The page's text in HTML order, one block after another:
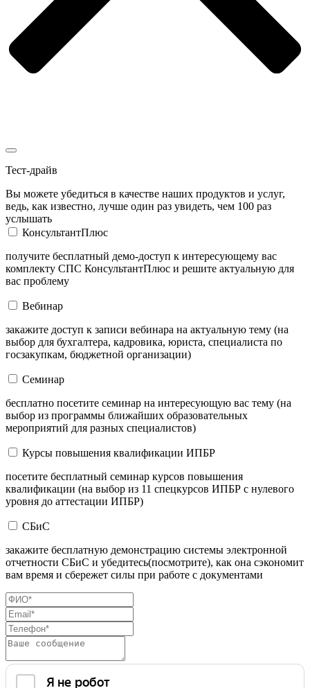
Тест-драйв
Вы можете убедиться в качестве наших продуктов и услуг,
ведь, как известно, лучше один раз увидеть, чем 100 раз
услышать
КонсультантПлюс
получите бесплатный демо-доступ к интересующему вас
комплекту СПС КонсультантПлюс и решите актуальную для
вас проблему
Вебинар
закажите доступ к записи вебинара на актуальную тему (на
выбор для бухгалтера, кадровика, юриста, специалиста по
госзакупкам, бюджетной организации)
Семинар
бесплатно посетите семинар на интересующую вас тему (на
выбор из программы ближайших образовательных
мероприятий для разных специалистов)
Курсы повышения квалификации ИПБР
посетите бесплатный семинар курсов повышения
квалификации (на выбор из 11 спецкурсов ИПБР с нулевого
уровня до аттестации ИПБР)
СБиС
закажите бесплатную демонстрацию системы электронной
отчетности СБиС и убедитесь(посмотрите), как она сэкономит
вам время и сбережет силы при работе с документами